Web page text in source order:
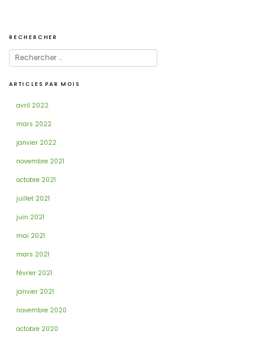
RECHERCHER
ARTICLES PAR MOIS
avril 2022
mars 2022
janvier 2022
novembre 2021
octobre 2021
juillet 2021
juin 2021
mai 2021
mars 2021
février 2021
janvier 2021
novembre 2020
octobre 2020